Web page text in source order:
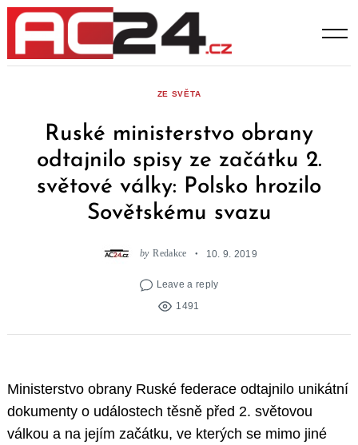
Skip
content
ZE SVĚTA
Ruské ministerstvo obrany
odtajnilo spisy ze začátku 2.
světové války: Polsko hrozilo
Sovětskému svazu
by Redakce 10. 9. 2019
Leave a reply
1491
Ministerstvo obrany Ruské federace odtajnilo unikátní
dokumenty o událostech těsně před 2. světovou
válkou a na jejím začátku, ve kterých se mimo jiné